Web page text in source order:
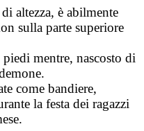
altezza, è abilmente
sulla parte superiore
mentre, nascosto di
come bandiere,
la festa dei ragazzi